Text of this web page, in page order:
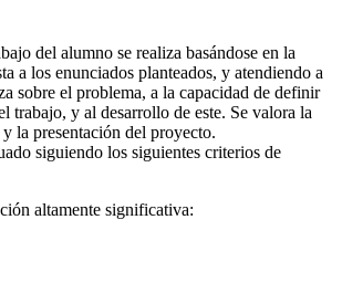
del alumno se realiza basándose en la
a los enunciados planteados, y atendiendo a
sobre el problema, a la capacidad de definir
trabajo, y al desarrollo de este. Se valora la
la presentación del proyecto.
siguiendo los siguientes criterios de
altamente significativa: